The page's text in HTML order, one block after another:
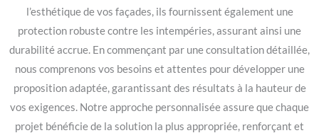
l’esthétique de vos façades, ils fournissent également une
protection robuste contre les intempéries, assurant ainsi une
durabilité accrue. En commençant par une consultation détaillée,
nous comprenons vos besoins et attentes pour développer une
proposition adaptée, garantissant des résultats à la hauteur de
vos exigences. Notre approche personnalisée assure que chaque
projet bénéficie de la solution la plus appropriée, renforçant et